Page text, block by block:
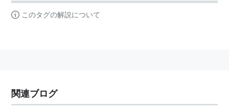
このタグの解説について
関連ブログ